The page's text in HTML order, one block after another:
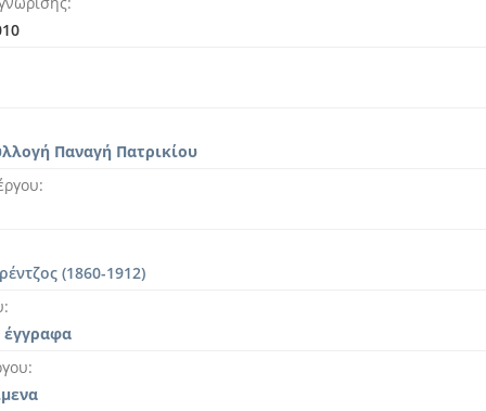
Παναγή Πατρικίου
(1860-1912)
έγγραφα